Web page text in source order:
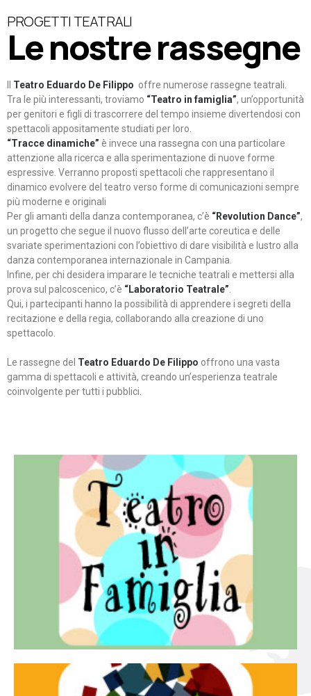
PROGETTI TEATRALI
Le nostre rassegne
Teatro Eduardo De Filippo offre numerose rassegne teatrali.
Tra le più interessanti, troviamo “Teatro in famiglia”, un’opportunità
per genitori e figli di trascorrere del tempo insieme divertendosi con
spettacoli appositamente studiati per loro.
“Tracce dinamiche” è invece una rassegna con una particolare
attenzione alla ricerca e alla sperimentazione di nuove forme
espressive. Verranno proposti spettacoli che rappresentano il
dinamico evolvere del teatro verso forme di comunicazioni sempre
più moderne e originali
Per gli amanti della danza contemporanea, c’è “Revolution Dance”,
un progetto che segue il nuovo flusso dell’arte coreutica e delle
svariate sperimentazioni con l’obiettivo di dare visibilità e lustro alla
danza contemporanea internazionale in Campania.
Infine, per chi desidera imparare le tecniche teatrali e mettersi alla
prova sul palcoscenico, c’è “Laboratorio Teatrale”
Qui, i partecipanti hanno la possibilità di apprendere i segreti della
recitazione e della regia, collaborando alla creazione di uno
spettacolo.
Le rassegne del Teatro Eduardo De Filippo offrono una vasta
gamma di spettacoli e attività, creando un’esperienza teatrale
coinvolgente per tutti i pubblici.
Teatro in famiglia
Teatro In Famiglia è una rassegna di teatro concepita
per far condividere e godere del teatro all’intera
famiglia.
Continua